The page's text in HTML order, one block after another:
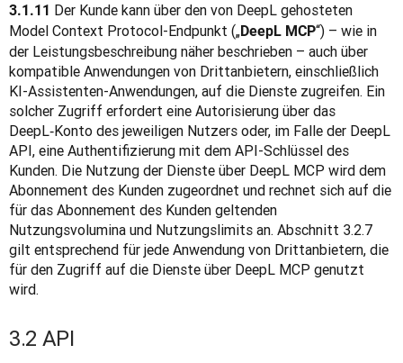
3.1.11 Der Kunde kann über den von DeepL gehosteten
Model Context Protocol-Endpunkt („DeepL MCP“) – wie in
der Leistungsbeschreibung näher beschrieben – auch über
kompatible Anwendungen von Drittanbietern, einschließlich
KI-Assistenten-Anwendungen, auf die Dienste zugreifen. Ein
solcher Zugriff erfordert eine Autorisierung über das
DeepL‑Konto des jeweiligen Nutzers oder, im Falle der DeepL
API, eine Authentifizierung mit dem API-Schlüssel des
Kunden. Die Nutzung der Dienste über DeepL MCP wird dem
Abonnement des Kunden zugeordnet und rechnet sich auf die
für das Abonnement des Kunden geltenden
Nutzungsvolumina und Nutzungslimits an. Abschnitt 3.2.7
gilt entsprechend für jede Anwendung von Drittanbietern, die
für den Zugriff auf die Dienste über DeepL MCP genutzt
wird.
3.2 API